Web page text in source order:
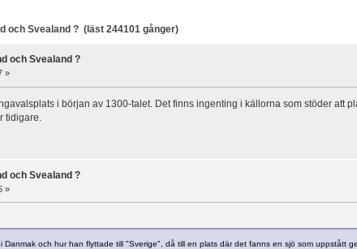
och Svealand ? (läst 244101 gånger)
och Svealand ?
»
i början av 1300-talet. Det finns ingenting i källorna som stöder att
tidigare.
och Svealand ?
»
och hur han flyttade till "Sverige", då till en plats där det fanns en sjö som uppstått